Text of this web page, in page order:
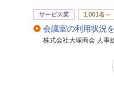
サービス業 1,001名～
会議室の利用状況
株式会社大塚商会 人事